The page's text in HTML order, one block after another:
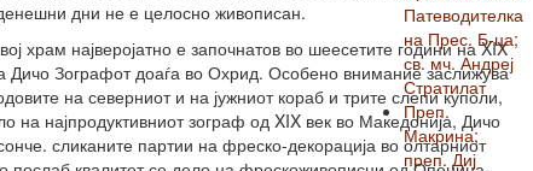
дни не е целосно живописан.
храм најверојатно е започнатов во шеесетите години на XIX
Дичо Зографот доаѓа во Охрид. Особено внимание заслижува
на северниот и на јужниот кораб и трите слепи куполи,
на најпродуктивниот зограф од XIX век во Македонија, Дичо
сликаните партии на фреско-декорација во олтарниот
Патеводителка
на Прес. Б-ца;
св. мч. Андреј
Стратилат
Преп.
Макрина;
преп. Диј